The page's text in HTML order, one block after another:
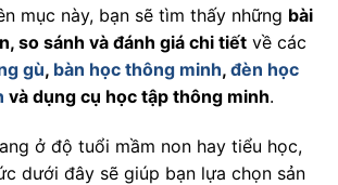
mục này, bạn sẽ tìm thấy những bài
so sánh và đánh giá chi tiết về các
gù, bàn học thông minh, đèn học
và dụng cụ học tập thông minh.
ở độ tuổi mầm non hay tiểu học,
dưới đây sẽ giúp bạn lựa chọn sản